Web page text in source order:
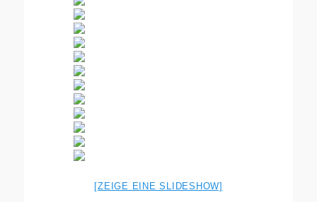
[ZEIGE EINE SLIDESHOW]